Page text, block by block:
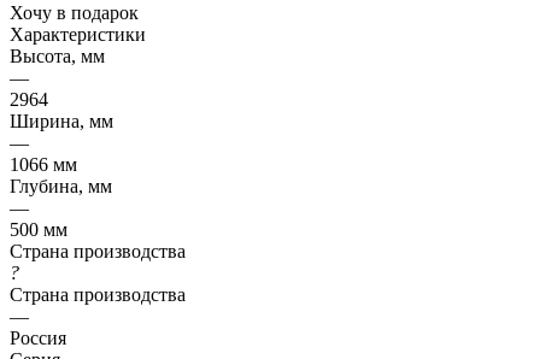
Хочу в подарок
Характеристики
Высота, мм
—
2964
Ширина, мм
—
1066 мм
Глубина, мм
—
500 мм
Страна производства
?
Страна производства
—
Россия